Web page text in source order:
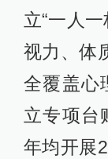
立“一人
视力、体
全覆盖心
立专项台
年均开展